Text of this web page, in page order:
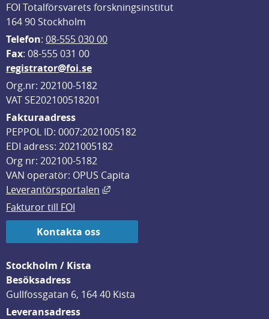
FOI Totalförsvarets forskningsinstitut
164 90 Stockholm
Telefon: 08-555 030 00
Fax: 08-555 031 00
registrator@foi.se
Org.nr: 202100-5182
VAT SE202100518201
Fakturaadress
PEPPOL ID: 0007:2021005182
EDI adress: 2021005182
Org nr: 202100-5182
VAN operatör: OPUS Capita
Leverantörsportalen
Länk till annan webbplats, öppnas
Fakturor till FOI
Kontakta oss
Stockholm / Kista
Besöksadress
Gullfossgatan 6, 164 40 Kista
Leveransadress